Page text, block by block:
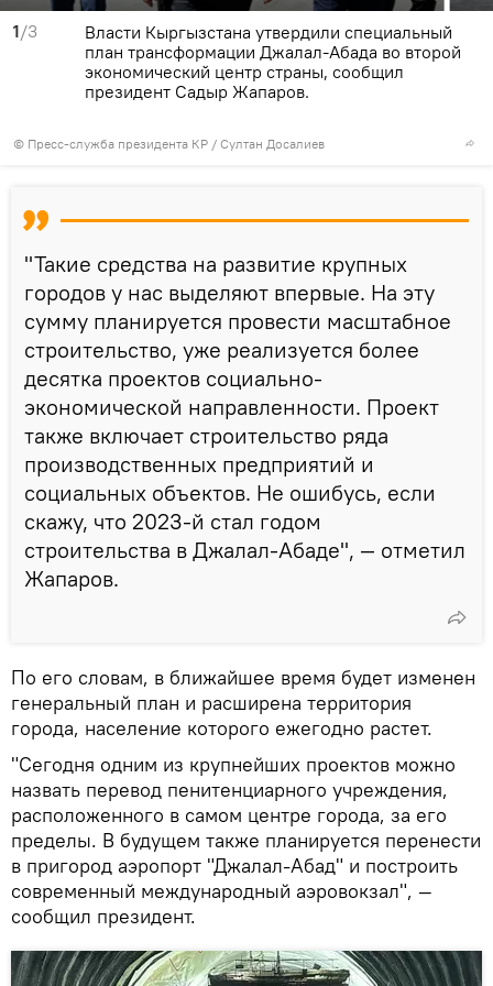
1/3
© Пресс-служба президента КР / Султан Досалиев
Власти Кыргызстана утвердили специальный
план трансформации Джалал-Абада во второй
экономический центр страны, сообщил
президент Садыр Жапаров.
"Такие средства на развитие крупных
городов у нас выделяют впервые. На эту
сумму планируется провести масштабное
строительство, уже реализуется более
десятка проектов социально-
экономической направленности. Проект
также включает строительство ряда
производственных предприятий и
социальных объектов. Не ошибусь, если
скажу, что 2023-й стал годом
строительства в Джалал-Абаде", — отметил
Жапаров.
По его словам, в ближайшее время будет изменен
генеральный план и расширена территория
города, население которого ежегодно растет.
"Сегодня одним из крупнейших проектов можно
назвать перевод пенитенциарного учреждения,
расположенного в самом центре города, за его
пределы. В будущем также планируется перенести
в пригород аэропорт "Джалал-Абад" и построить
современный международный аэровокзал", —
сообщил президент.